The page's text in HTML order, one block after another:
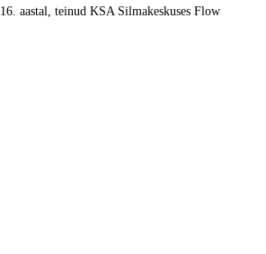
aastal, teinud KSA Silmakeskuses Flow